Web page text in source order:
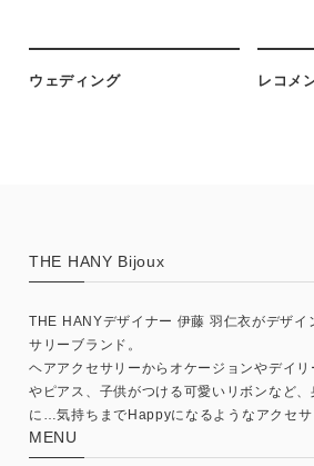
ウェディング レコメ
THE HANY Bijoux
THE HANYデザイナー 伊藤 羽仁衣がデザイ
サリーブランド。
ヘアアクセサリーからオケージョンやデイ
やピアス、子供がつける可愛いリボンなど
に…気持ちまでHappyになるようなアクセサ
MENU